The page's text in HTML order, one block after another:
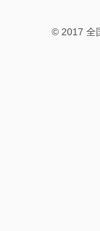
© 2017 全